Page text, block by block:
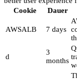
Cookie
Dauer
AWSALB 7 days
d
3
months